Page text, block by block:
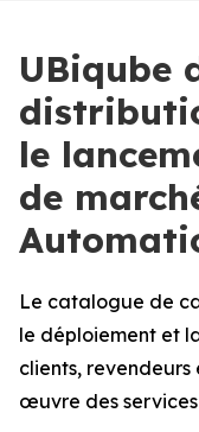
UBiqube
le
de
Le catalogue de
le déploiement et
clients, revendeurs
œuvre des